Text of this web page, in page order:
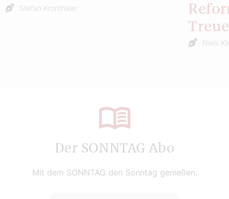
Stefan Kronthaler
Treue
Niels
Der SONNTAG Abo
Mit dem SONNTAG den Sonntag genießen.